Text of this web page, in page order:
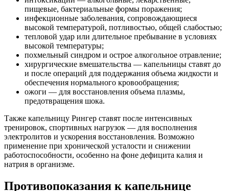
пищевые, бактериальные формы поражения;
инфекционные заболевания, сопровождающиеся
высокой температурой, потливостью, общей слабостью;
тепловой удар или длительное пребывание в условиях
высокой температуры;
похмельный синдром и острое алкогольное отравление;
хирургические вмешательства — капельницы ставят до
и после операций для поддержания объема жидкости и
обеспечения нормального кровообращения;
ожоги — для восстановления объема плазмы,
предотвращения шока.
Также капельницу Рингер ставят после интенсивных
тренировок, спортивных нагрузок — для восполнения
электролитов и ускорения восстановления. Возможно
применение при хронической усталости и снижении
работоспособности, особенно на фоне дефицита калия и
натрия в организме.
Противопоказания к капельнице